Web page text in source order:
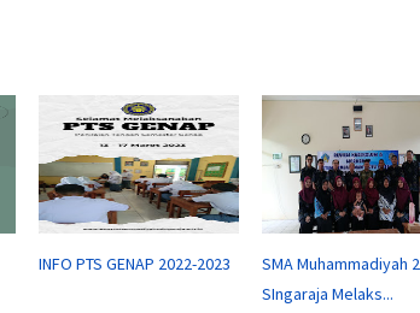
INFO PTS GENAP 2022-2023
SMA Muhammadiyah 2
SIngaraja Melaks...